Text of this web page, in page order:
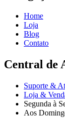
Home
Loja
Blog
Contato
Central de
Suporte &
Loja &
Segunda à
Aos